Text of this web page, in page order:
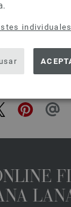
individuales
prev